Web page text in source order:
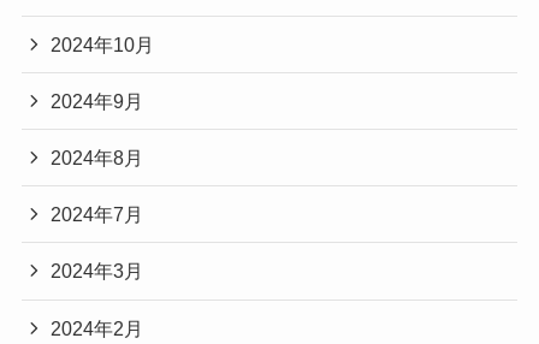
2024年10月
2024年9月
2024年8月
2024年7月
2024年3月
2024年2月